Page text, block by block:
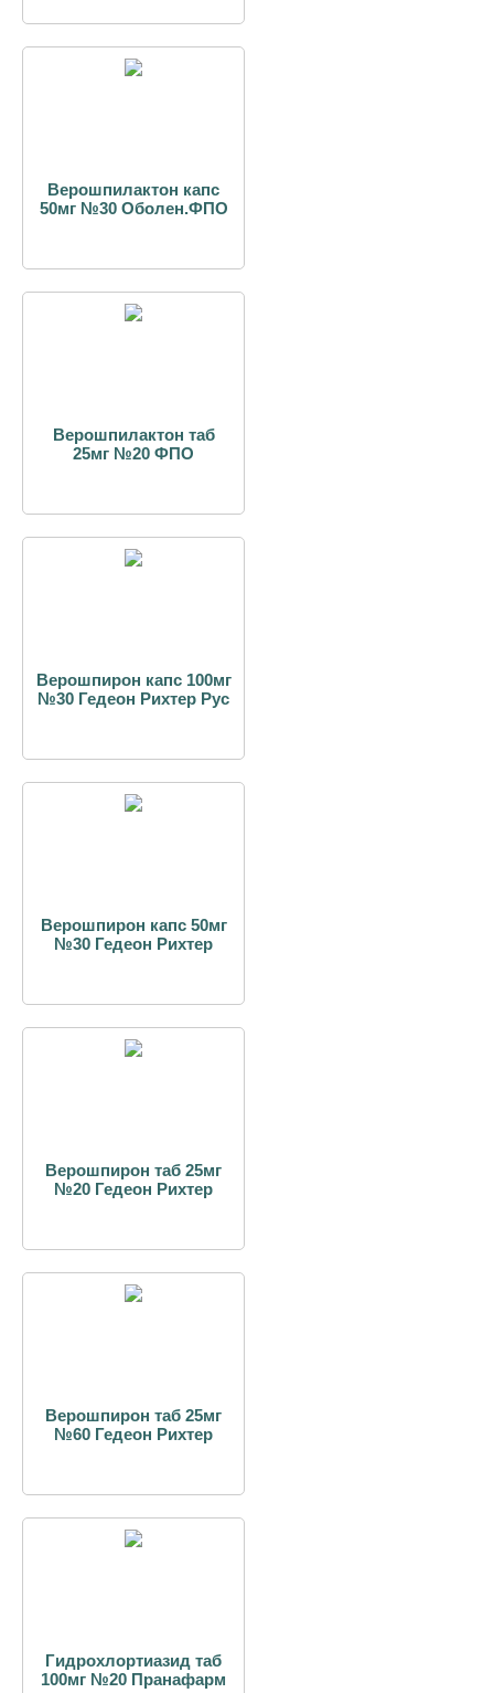
Верошпилактон капс
50мг №30 Оболен.ФПО
Верошпилактон таб
25мг №20 ФПО
Верошпирон капс 100мг
№30 Гедеон Рихтер Рус
Верошпирон капс 50мг
№30 Гедеон Рихтер
Верошпирон таб 25мг
№20 Гедеон Рихтер
Верошпирон таб 25мг
№60 Гедеон Рихтер
Гидрохлортиазид таб
100мг №20 Пранафарм